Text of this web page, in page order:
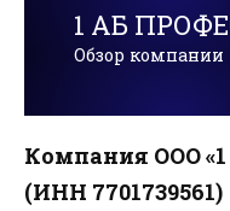
1 АБ
Обзор компании
Компания ООО
(ИНН 7701739561)